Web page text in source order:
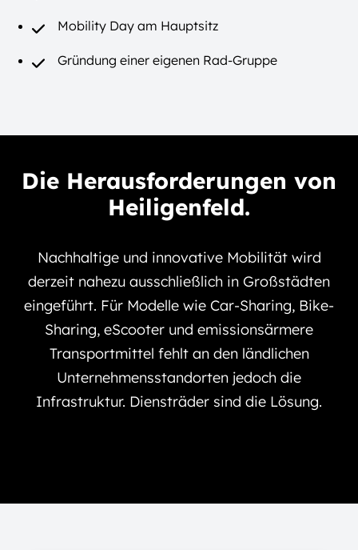
Mobility Day am Hauptsitz
Gründung einer eigenen Rad-Gruppe
Die Herausforderungen von
Heiligenfeld.
Nachhaltige und innovative Mobilität wird
derzeit nahezu ausschließlich in Großstädten
eingeführt. Für Modelle wie Car-Sharing, Bike-
Sharing, eScooter und emissionsärmere
Transportmittel fehlt an den ländlichen
Unternehmensstandorten jedoch die
Infrastruktur. Diensträder sind die Lösung.